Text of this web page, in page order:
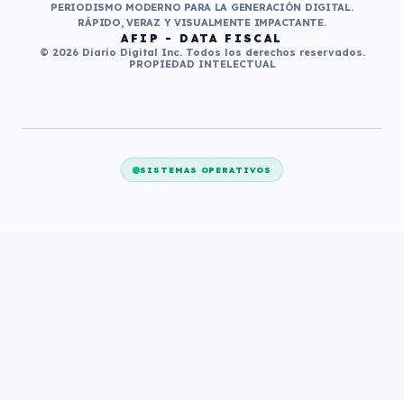
PERIODISMO MODERNO PARA LA GENERACIÓN DIGITAL.
RÁPIDO, VERAZ Y VISUALMENTE IMPACTANTE.
AFIP - DATA FISCAL
© 2026 Diario Digital Inc. Todos los derechos reservados.
PROPIEDAD INTELECTUAL
SISTEMAS OPERATIVOS